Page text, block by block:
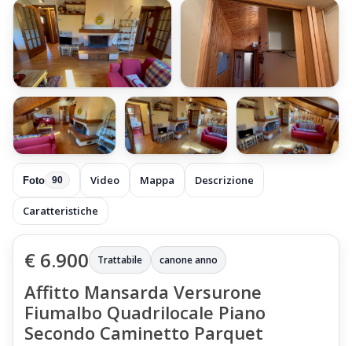
+84 foto
Foto 90 Video Mappa Descrizione
Caratteristiche
€ 6.900 Trattabile canone anno
Affitto Mansarda Versurone
Fiumalbo Quadrilocale Piano
Secondo Caminetto Parquet